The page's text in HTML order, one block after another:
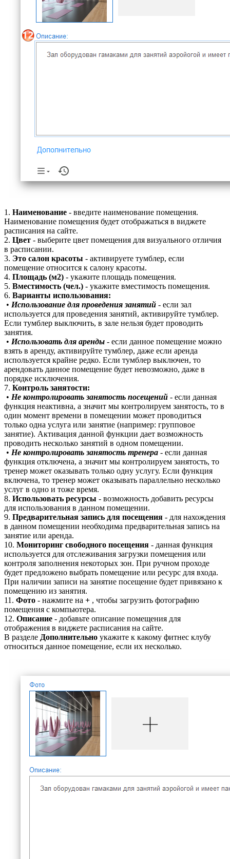
1. Наименование - введите наименование помещения.
Наименование помещения будет отображаться в виджете
расписания на сайте.
2. Цвет - выберите цвет помещения для визуального отличия
в расписании.
3. Это салон красоты - активируете тумблер, если
помещение относится к салону красоты.
4. Площадь (м2) - укажите площадь помещения.
5. Вместимость (чел.) - укажите вместимость помещения.
6. Варианты использования:
• Использование для проведения занятий - если зал
используется для проведения занятий, активируйте тумблер.
Если тумблер выключить, в зале нельзя будет проводить
занятия.
• Использовать для аренды - если данное помещение можно
взять в аренду, активируйте тумблер, даже если аренда
используется крайне редко. Если тумблер выключен, то
арендовать данное помещение будет невозможно, даже в
порядке исключения.
7. Контроль занятости:
• Не контролировать занятость посещений - если данная
функция неактивна, а значит мы контролируем занятость, то в
один момент времени в помещении может проводиться
только одна услуга или занятие (например: групповое
занятие). Активация данной функции дает возможность
проводить несколько занятий в одном помещении.
• Не контролировать занятость тренера - если данная
функция отключена, а значит мы контролируем занятость, то
тренер может оказывать только одну услугу. Если функция
включена, то тренер может оказывать параллельно несколько
услуг в одно и тоже время.
8. Использовать ресурсы - возможность добавить ресурсы
для использования в данном помещении.
9. Предварительная запись для посещения - для нахождения
в данном помещении необходима предварительная запись на
занятие или аренда.
10. Мониторинг свободного посещения - данная функция
используется для отслеживания загрузки помещения или
контроля заполнения некоторых зон. При ручном проходе
будет предложено выбрать помещение или ресурс для входа.
При наличии записи на занятие посещение будет привязано к
помещению из занятия.
11. Фото - нажмите на + , чтобы загрузить фотографию
помещения с компьютера.
12. Описание - добавьте описание помещения для
отображения в виджете расписания на сайте.
В разделе Дополнительно укажите к какому фитнес клубу
относиться данное помещение, если их несколько.